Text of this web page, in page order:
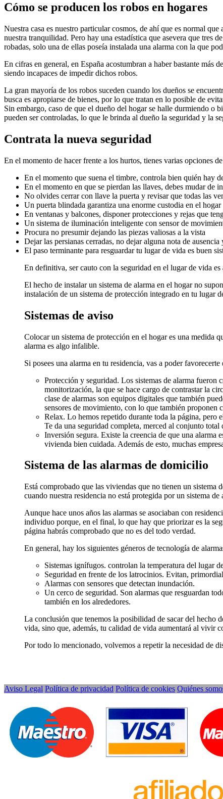
Cómo se producen los robos en hogares
Nuestra casa es nuestro particular cosmos, de ahí que es normal
nuestra tranquilidad. Pero hay una estadística que asevera que tres
robadas, solo una de ellas poseía instalada una alarma con la que
En cifras en general, en España acostumbran a haber bastante más
siendo incapaces de impedir dichos robos.
La gran mayoría de los robos suceden cuando los dueños se
busca es apropiarse de bienes, por lo que tratan en lo posible de
Sin embargo, caso de que el dueño del hogar se halle durmiendo o
pueden ser controladas, lo que le brinda al dueño la seguridad y la
Contrata la nueva seguridad
En el momento de hacer frente a los hurtos, tienes varias opciones
En el momento que suena el timbre, controla bien quién hay
En el momento en que se pierdan las llaves, debes mudar de
No olvides cerrar con llave la puerta y revisar que todas las
Un puerta blindada garantiza una enorme custodia en el hogar
En ventanas y balcones, disponer protecciones y rejas que
Un sistema de iluminación inteligente con sensor de
Procura no presumir dejando las piezas valiosas a la vista
Dejar las persianas cerradas, no dejar alguna nota de
El paso terminante para resguardar tu lugar de vida es buen
En definitiva, ser cauto con la seguridad en el lugar de vida
El hecho de instalar un sistema de alarma en el hogar no
instalación de un sistema de protección integrado en tu lugar
Sistemas de aviso
Colocar un sistema de protección en el hogar es una medida
alarma es algo infalible.
Si posees una alarma en tu residencia, vas a poder favorecerte
Protección y seguridad. Los sistemas de alarma fueron
monitorización, la que se hace cargo de contrastar la
clase de alarmas son equipos digitales que también
sensores de movimiento, con lo que también proponen
Relax. Lo hemos repetido durante toda la página, pero
Te da una seguridad completa, merced al conjunto total
Inversión segura. Existe la creencia de que una alarma
vivienda bien cuidada. Además de esto, muchas
Sistema de las alarmas de domicilio
Está comprobado que las viviendas que no tienen un sistema
cuando nuestra residencia no está protegida por un sistema
Aunque hace unos años las alarmas se asociaban con
individuo porque, en el final, lo que hay que priorizar es la
página habrás comprobado que no es del todo verdad.
En general, hay los siguientes géneros de tecnología de
Sistemas ignífugos. controlan la temperatura del lugar
Seguridad en frente de los latrocinios. Evitan,
Alarmas con sensores que detectan inundación.
Un cerco de seguridad. Son alarmas que resguardan
también en los alrededores.
La conclusión que tenemos la posibilidad de sacar del hecho
vida, sino que, además, tu calidad de vida aumentará al vivir
Por todo lo mencionado, volvemos a repetir la necesidad de
Aviso Legal Política de privacidad Política de cookies Quiénes